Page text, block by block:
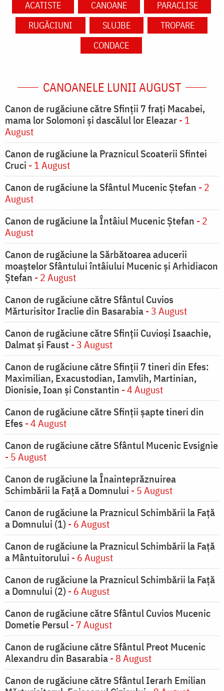
ACATISTE CANOANE
PARACLISE
RUGĂCIUNI
SLUJBE
TROPARE
CONDACE
CANOANELE LUNII AUGUST
Canon de rugăciune către Sfinţii 7 fraţi Macabei,
mama lor Solomoni şi dascălul lor Eleazar- 1
August
Canon de rugăciune la Praznicul Scoaterii Sfintei
Cruci - 1 August
Canon de rugăciune la Sfântul Mucenic Ștefan - 2
August
Canon de rugăciune la Întâiul Mucenic Ștefan - 2
August
Canon de rugăciune la Sărbătoarea aducerii
moaştelor Sfântului întâiului Mucenic şi Arhidiacon
Ştefan - 2 August
Canon de rugăciune către Sfântul Cuvios
Mărturisitor Iraclie din Basarabia- 3 August
Canon de rugăciune către Sfinţii Cuvioşi Isaachie,
Dalmat şi Faust - 3 August
Canon de rugăciune către Sfinţii 7 tineri din Efes:
Maximilian, Exacustodian, Iamvlih, Martinian,
Dionisie, Ioan şi Constantin - 4 August
Canon de rugăciune către Sfinţii şapte tineri din
Efes - 4 August
Canon de rugăciune către Sfântul Mucenic Evsignie
- 5 August
Canon de rugăciune la Înainteprăznuirea
Schimbării la Faţă a Domnului - 5 August
Canon de rugăciune la Praznicul Schimbării la Faţă
a Domnului (1) - 6 August
Canon de rugăciune la Praznicul Schimbării la Față
a Mântuitorului - 6 August
Canon de rugăciune la Praznicul Schimbării la Faţă
a Domnului (2) - 6 August
Canon de rugăciune către Sfântul Cuvios Mucenic
Dometie Persul- 7 August
Canon de rugăciune către Sfântul Preot Mucenic
Alexandru din Basarabia- 8 August
Canon de rugăciune către Sfântul Ierarh Emilian